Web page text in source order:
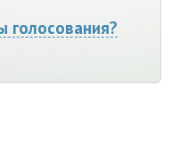
голосования?